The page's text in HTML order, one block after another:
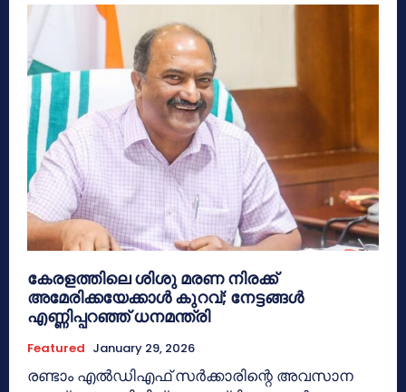
കേരളത്തിലെ ശിശു മരണ നിരക്ക്
അമേരിക്കയേക്കാള്‍ കുറവ്; നേട്ടങ്ങള്‍
എണ്ണിപ്പറഞ്ഞ് ധനമന്ത്രി
Featured January 29, 2026
രണ്ടാം എല്‍ഡിഎഫ് സര്‍ക്കാരിന്റെ അവസാന